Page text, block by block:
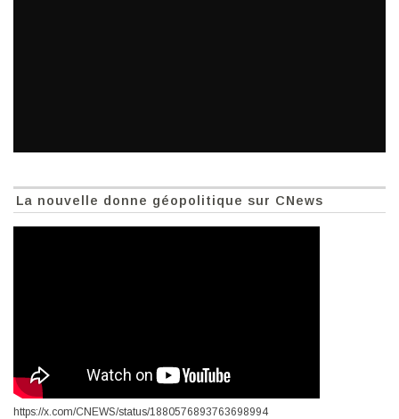
La nouvelle donne géopolitique sur CNews
https://x.com/CNEWS/status/1880576893763698994